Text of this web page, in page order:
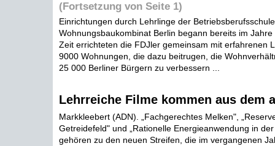
(Fortsetzung von Seite 1)
Einrichtungen durch Lehrlinge der
Wohnungsbaukombinat Berlin begann bereits im
Zeit errichteten die FDJler gemeinsam mit erfahrenen
9000 Wohnungen, die dazu beitrugen, die
25 000 Berliner Bürgern zu verbessern ...
Lehrreiche Filme kommen aus dem
Markkleebert (ADN). „Fachgerechtes Melken",
Getreidefeld" und „Rationelle Energieanwendung in
gehören zu den neuen Streifen, die im vergangenen